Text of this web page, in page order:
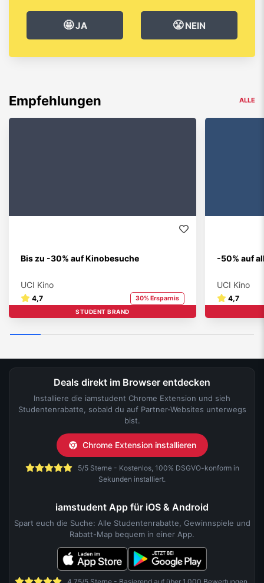
🤩JA 😤NEIN
Empfehlungen ALLE
Bis zu -30% auf Kinobesuche
UCI Kino
4,7 30% Ersparnis
STUDENT BRAND
-50% auf
UCI Kino
4,7
Deals direkt im Browser entdecken
Installiere die iamstudent Chrome Extension und sieh
Studentenrabatte, sobald du auf Partner-Websites unterwegs
bist.
Chrome Extension installieren
5/5 Sterne - Kostenlos, 100% DSGVO-konform in
Sekunden installiert.
iamstudent App für iOS & Android
Spart euch die Suche: Alle Studentenrabatte, Gewinnspiele und
Rabatt-Map bequem in einer App.
4,75/5 Sterne - Basierend auf über 1.000 Bewertungen.